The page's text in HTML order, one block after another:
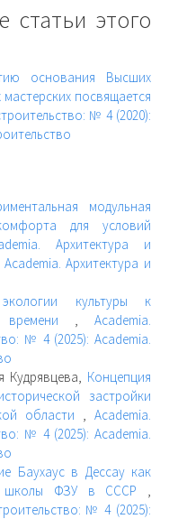
статьи этого
основания Высших
мастерских посвящается
№ 4 (2020):
модульная
для условий
Архитектура и
Архитектура и
культуры к
времени , Academia.
№ 4 (2025): Academia.
Кудрявцева, Концепция
застройки
области , Academia.
№ 4 (2025): Academia.
Баухаус в Дессау как
школы ФЗУ в СССР ,
№ 4 (2025):